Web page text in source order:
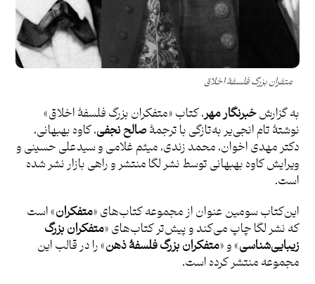
متفران بزرگ فلسفۀ اخلاق
به گزارشخبرنگار مهر، کتاب «متفکران بزرگ فلسفۀ اخلاق»
نوشتۀ تام انجی‌یر به‌تازگی با ترجمۀصالح نجفی، کاوه بهبهانی‌،
دکتر مهدی اخوان، محمد زندی، میثم غلامی و سیدعلی حسینی و
ویرایش کاوه بهبهانی توسط نشر لگا منتشر و راهی بازار نشر شده
است.
این‌کتاب سومین عنوان از مجموعه کتاب‌های «متفکران» است
که نشر لگا چاپ می‌کند و پیش‌تر کتاب‌های «متفکران بزرگ
زیبایی‌شناسی» و «متفکران بزرگ فلسفۀ ذهن» را در قالب این‌
مجموعه منتشر کرده است.